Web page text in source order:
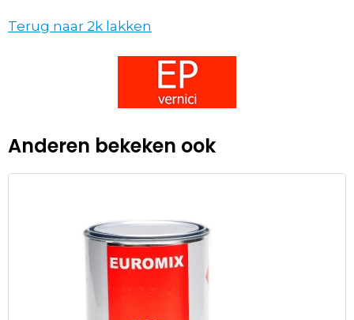
Terug naar 2k lakken
Anderen bekeken ook